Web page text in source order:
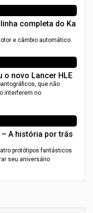
completa do Ka
e câmbio automático
o novo Lancer HLE
que não
interferem no
A história por trás
protótipos fantásticos
seu aniversário